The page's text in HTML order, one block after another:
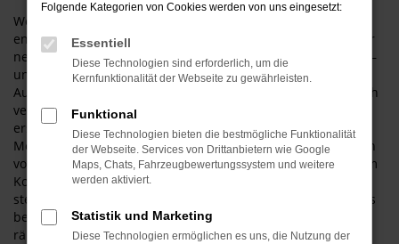
Wenn Sie sich für einen VW Gebrauchtwagen in Neuburg
entscheiden, sparen Sie eine ganze Stange Geld. Gegenüber
neuen Fahrzeugen purzeln die Preise gehörig in den Keller –
und das ohne größere qualitative Einbußen. Wir vom
Automobilecenter Schmid erweisen uns als durch und durch
vertrauenswürdige Partner und bieten Ihnen Fahrzeuge in
erstklassigem Zustand. Dadurch, dass wir über eine
Meisterwerkstatt verfügen, werden alle VW Gebrauchtwagen
vor dem Verkauf in Neuburg umfangreich geprüft. In diesem
Kontext kümmern wir uns auch um die Verschleißteile und
stellen einen einwandfreien Zustand sicher. Darüber hinaus
bewegen wir uns preislich stets im unteren Segment und
räumen Ihnen bereitwillig Rabatte ein.
Folgende Kategorien von Cookies werden von uns eingesetzt:
Essentiell
Diese Technologien sind erforderlich, um die
Kernfunktionalität der Webseite zu gewährleisten.
Funktional
Diese Technologien bieten die bestmögliche Funktionalität
der Webseite. Services von Drittanbietern wie Google
Maps, Chats, Fahrzeugbewertungssystem und weitere
werden aktiviert.
Statistik und Marketing
Diese Technologien ermöglichen es uns, die Nutzung der